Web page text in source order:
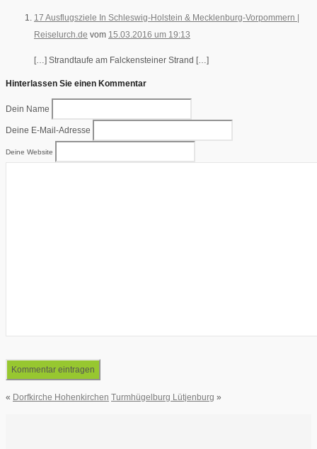
17 Ausflugsziele In Schleswig-Holstein & Mecklenburg-Vorpommern |
Reiselurch.de vom 15.03.2016 um 19:13
[…] Strandtaufe am Falckensteiner Strand […]
Hinterlassen Sie einen Kommentar
Dein Name
Deine E-Mail-Adresse
Deine Website
« Dorfkirche Hohenkirchen Turmhügelburg Lütjenburg »